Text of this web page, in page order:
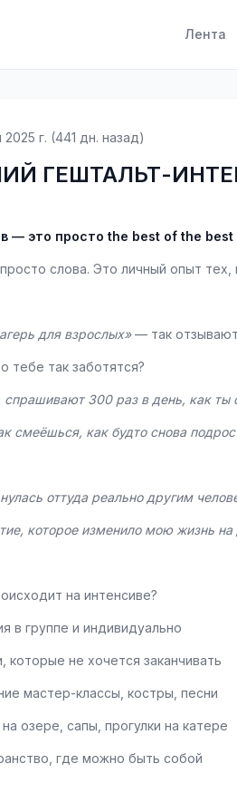
Лента
2025 г. (441 дн. назад)
ГЕШТАЛЬТ-
— это просто the best of the best
слова. Это личный опыт тех,
для взрослых» — так
тебе так заботятся?
спрашивают 300 раз в день, как ты
смеёшься, как будто снова
оттуда реально другим
которое изменило мою жизнь на
на интенсиве?
в группе и индивидуально
которые не хочется заканчивать
мастер-классы, костры, песни
озере, сапы, прогулки на катере
где можно быть собой